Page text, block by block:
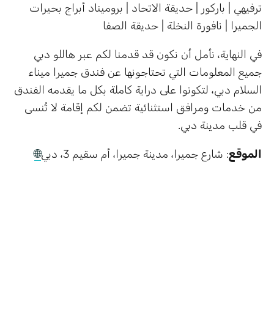
ترفيهي | باركور | حديقة الاتحاد | بروميناد أبراج بحيرات
الجميرا | نافورة النخلة | حديقة الصفا
في النهاية، نأمل أن نكون قد قدمنا لكم عبر هاللو دبي
جميع المعلومات التي تحتاجونها عن فندق جميرا ميناء
السلام دبي، لتكونوا على دراية كاملة بكل ما يقدمه الفندق
من خدمات ومرافق استثنائية تضمن لكم إقامة لا تُنسى
في قلب مدينة دبي.
الموقع: شارع جميرا، مدينة جميرا، أم سقيم 3، دبي 🌐